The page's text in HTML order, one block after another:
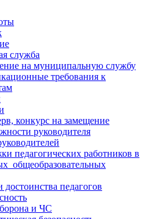
служба
на муниципальную службу
требования к
конкурс на замещение
руководителя
педагогических работников в
общеобразовательных
достоинства педагогов
и ЧС